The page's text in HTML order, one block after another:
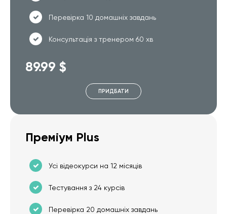
Перевірка 10 домашніх завдань
Консультація з тренером 60 хв
89.99 $
ПРИДБАТИ
Преміум Plus
Усі відеокурси на 12 місяців
Тестування з 24 курсів
Перевірка 20 домашніх завдань